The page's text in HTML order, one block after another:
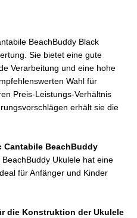
BeachBuddy Black
Sie bietet eine gute
Verarbeitung und eine hohe
Wahl für
Preis-Leistungs-Verhältnis
erhält sie die
Cantabile BeachBuddy
BeachBuddy Ukulele hat eine
für Anfänger und Kinder
die Konstruktion der Ukulele